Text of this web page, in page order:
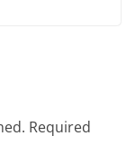
Required